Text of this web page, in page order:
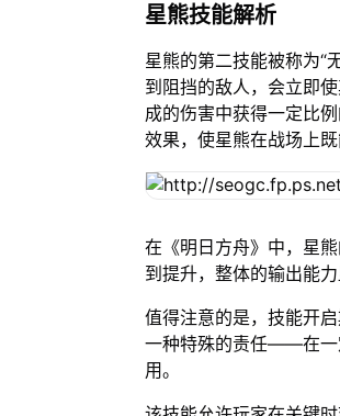
星熊技能解析
星熊的第二技能被称为“
到阻挡的敌人，会立即
成的伤害中获得一定比
效果，使星熊在战场上
在《明日方舟》中，星
到提升，整体的输出能
值得注意的是，技能开
一种特殊的责任——在一
用。